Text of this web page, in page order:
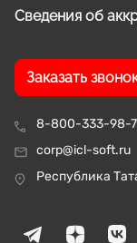
8-800-333-98-
corp@icl-soft.ru
Республика
Сведения об
Заказать